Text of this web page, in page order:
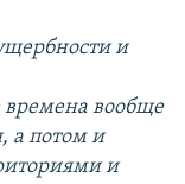
и
вообще
а потом и
и